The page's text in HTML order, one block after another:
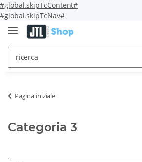
#global.skipToContent#
#global.skipToNav#
Pagina iniziale
Categoria 3